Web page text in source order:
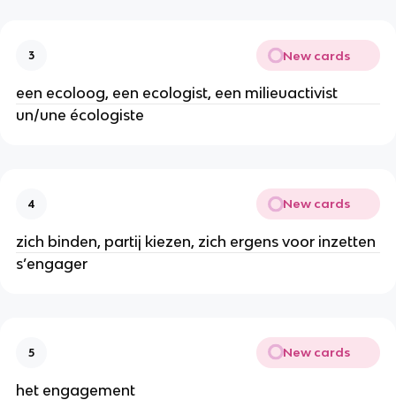
3 New cards
een ecoloog, een ecologist, een milieuactivist
un/une écologiste
4 New cards
zich binden, partij kiezen, zich ergens voor inzetten
s’engager
5 New cards
het engagement